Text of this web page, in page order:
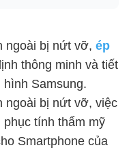
ngoài bị nứt vỡ, ép
thông minh và tiết
Samsung.
ngoài bị nứt vỡ, việc
tính thẩm mỹ
Smartphone của